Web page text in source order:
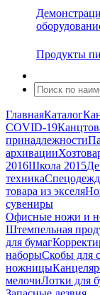
Продукты
ГлавнаяКаталог
COVID-19
принадлежности
архивации
2016Школа 2015
техника
товара из экселя
сувениры
Офисные ножи и
Штемпельная
для бумаг
наборыСкобы для
ножницы
мелочиЛотки для